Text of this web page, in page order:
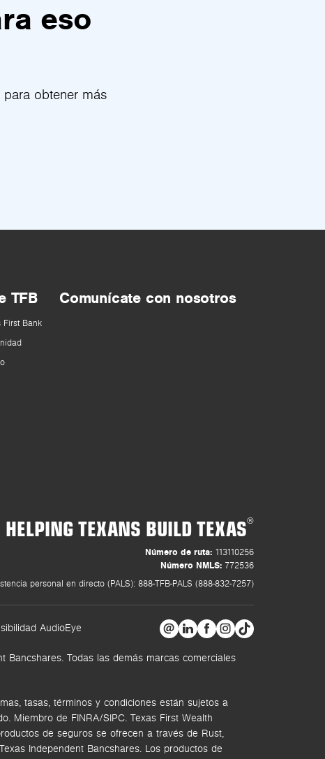
eso
obtener más
TFB
First Bank
Comunícate con nosotros
HELPING TEXANS BUILD TEXAS®
Número de ruta: 113110256
Número NMLS: 772536
personal en directo (PALS): 888-TFB-PALS (888-832-7257)
AudioEye
Bancshares. Todas las demás marcas comerciales
tasas, términos y condiciones están sujetos a
Miembro de FINRA/SIPC. Texas First Wealth
de seguros se ofrecen a través de Rust,
Independent Bancshares. Los productos de